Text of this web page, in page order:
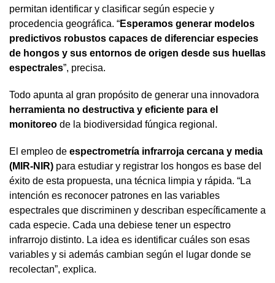
permitan identificar y clasificar según especie y
procedencia geográfica. “Esperamos generar modelos
predictivos robustos capaces de diferenciar especies
de hongos y sus entornos de origen desde sus huellas
espectrales”, precisa.
Todo apunta al gran propósito de generar una innovadora
herramienta no destructiva y eficiente para el
monitoreo de la biodiversidad fúngica regional.
El empleo de espectrometría infrarroja cercana y media
(MIR-NIR) para estudiar y registrar los hongos es base del
éxito de esta propuesta, una técnica limpia y rápida. “La
intención es reconocer patrones en las variables
espectrales que discriminen y describan específicamente a
cada especie. Cada una debiese tener un espectro
infrarrojo distinto. La idea es identificar cuáles son esas
variables y si además cambian según el lugar donde se
recolectan”, explica.